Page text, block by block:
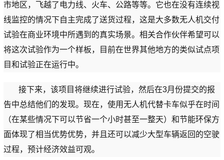
市地区，飞越了电力线、火车、公路等等。它也在没有连续视
线监控的情况下自主完成了送货过程，这是大多数无人机交付
试验在商业环境中所遇到的真实场景。相关合作伙伴希望可以
将这次试验作为一个样板，目前在世界其他地方的类似试点项
目和试验正在运行中。
接下来，该项目将继续进行试验，然后在3月份提交的报
告中总结他们的发现。现在，使用无人机代替卡车似乎在时间
（在某些情况下可以节省一个小时甚至一整天）和节能环保方
面体现了相当优势优势，并且还可以减少大型车辆返回的空驶
过程，预计经济效益可观。